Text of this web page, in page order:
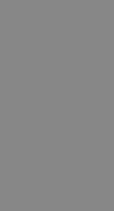
fines de
sobre
rendimiento del
esta
del sitio
de
de usuario, pero